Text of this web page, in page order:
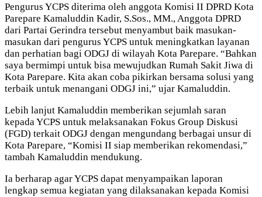
Pengurus YCPS diterima oleh anggota Komisi II DPRD Kota
Parepare Kamaluddin Kadir, S.Sos., MM., Anggota DPRD
dari Partai Gerindra tersebut menyambut baik masukan-
masukan dari pengurus YCPS untuk meningkatkan layanan
dan perhatian bagi ODGJ di wilayah Kota Parepare. “Bahkan
saya bermimpi untuk bisa mewujudkan Rumah Sakit Jiwa di
Kota Parepare. Kita akan coba pikirkan bersama solusi yang
terbaik untuk menangani ODGJ ini,” ujar Kamaluddin.
Lebih lanjut Kamaluddin memberikan sejumlah saran
kepada YCPS untuk melaksanakan Fokus Group Diskusi
(FGD) terkait ODGJ dengan mengundang berbagai unsur di
Kota Parepare, “Komisi II siap memberikan rekomendasi,”
tambah Kamaluddin mendukung.
Ia berharap agar YCPS dapat menyampaikan laporan
lengkap semua kegiatan yang dilaksanakan kepada Komisi